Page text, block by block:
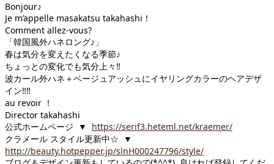
Bonjour♪
Je m’appelle masakatsu takahashi！
Comment allez-vous?
「韓国風外ハネロング♪」
春は気分を変えたくなる季節♪
ちょっとの変化でも気分上々 ‼︎
波カール外ハネ＋ベージュアッシュにイヤリングカラーのヘアデザ
イン‼︎‼︎
au revoir ！
Director takahashi
公式ホームページ ▼ https://serif3.heteml.net/kraemer/
クラメール スタイル更新中☆ ▼
http://beauty.hotpepper.jp/slnH000247796/style/